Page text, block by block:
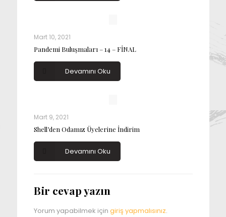
Mart 10, 2021
Pandemi Buluşmaları – 14 – FİNAL
Devamını Oku
Mart 9, 2021
Shell’den Odamız Üyelerine İndirim
Devamını Oku
Bir cevap yazın
Yorum yapabilmek için giriş yapmalısınız.